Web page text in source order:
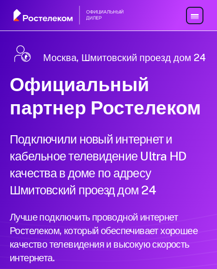
Москва, Шмитовский проезд дом 24
Официальный
партнер Ростелеком
Подключили новый интернет и
кабельное телевидение Ultra HD
качества в доме по адресу
Шмитовский проезд дом 24
Лучше подключить проводной интернет
Ростелеком, который обеспечивает хорошее
качество телевидения и высокую скорость
интернета.